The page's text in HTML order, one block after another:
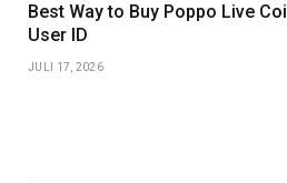
Best Way to Buy Poppo Live
User ID
JULI 17, 2026